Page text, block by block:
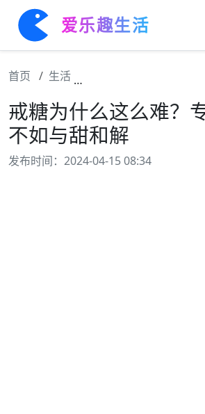
爱乐趣生活
首页 生活
戒糖为什么这么难？
不如与甜和解
发布时间：2024-04-15 08:34